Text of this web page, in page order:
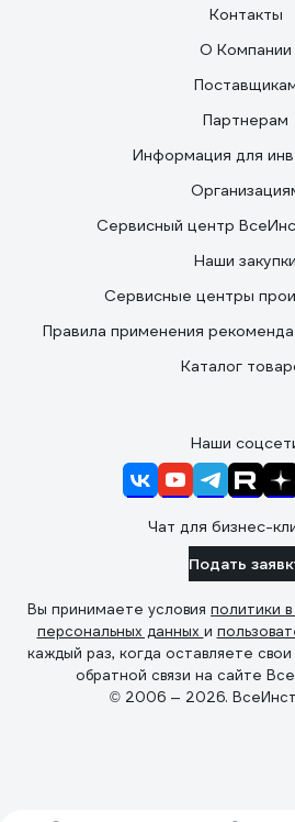
Контакты
О Компании
Партнерам
Информация для
Сервисный центр
Наши закупки
Сервисные центры
Правила применения
Каталог
Наши
Чат для бизнес-
Подать
Вы принимаете условия политики
персональных данных и
каждый раз, когда оставляете
обратной связи на сайте
© 2006 — 2026.